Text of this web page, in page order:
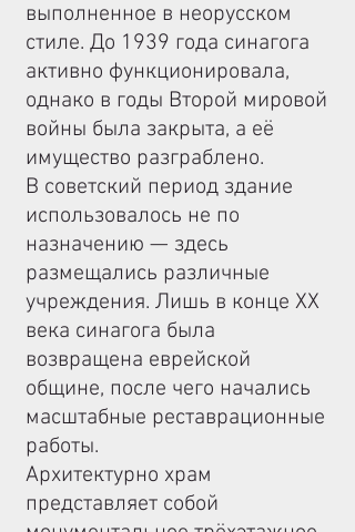
выполненное в неорусском
стиле. До 1939 года синагога
активно функционировала,
однако в годы Второй мировой
войны была закрыта, а её
имущество разграблено.
В советский период здание
использовалось не по
назначению — здесь
размещались различные
учреждения. Лишь в конце XX
века синагога была
возвращена еврейской
общине, после чего начались
масштабные реставрационные
работы.
Архитектурно храм
представляет собой